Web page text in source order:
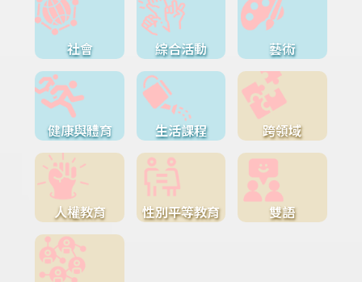
社會 綜合活動 藝術
健康與體育 生活課程 跨領域
人權教育 性別平等教育 雙語